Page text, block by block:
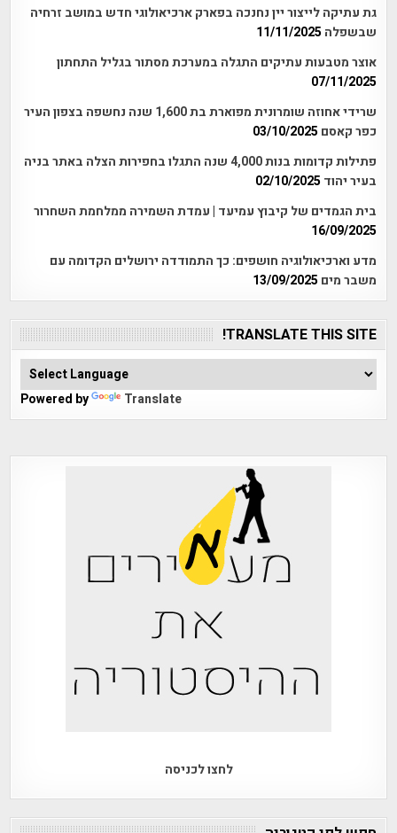
גת עתיקה לייצור יין נחנכה בפארק ארכיאולוגי חדש במושב זרחיה
שבשפלה 11/11/2025
אוצר מטבעות עתיקים התגלה במערכת מסתור בגליל התחתון
07/11/2025
שרידי אחוזה שומרונית מפוארת בת 1,600 שנה נחשפה בצפון העיר
כפר קאסם 03/10/2025
פתילות קדומות בנות 4,000 שנה התגלו בחפירות הצלה באתר בניה
בעיר יהוד 02/10/2025
בית הגמדים של קיבוץ עמיעד | עמדת השמירה ממלחמת השחרור
16/09/2025
מדע וארכיאולוגיה חושפים: כך התמודדה ירושלים הקדומה עם
משבר מים 13/09/2025
TRANSLATE THIS SITE!
Powered by Translate
לחצו לכניסה